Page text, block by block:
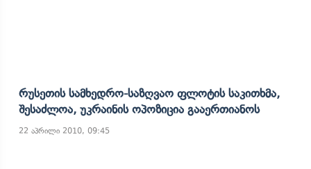
Რუსეთის Სამხედრო-Საზღვაო Ფლოტის Საკითხმა,
Შესაძლოა, Უკრაინის Ოპოზიცია Გააერთიანოს
22 აპრილი 2010, 09:45